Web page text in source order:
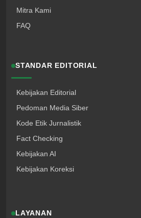
Mitra Kami
FAQ
STANDAR EDITORIAL
Kebijakan Editorial
Pedoman Media Siber
Kode Etik Jurnalistik
Fact Checking
Kebijakan AI
Kebijakan Koreksi
LAYANAN